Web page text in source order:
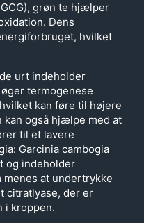
grøn te hjælper
Dens
hvilket
urt indeholder
termogenese
kan føre til højere
også hjælpe med at
til et lavere
Garcinia cambogia
og indeholder
menes at undertrykke
citratlyase, der er
i kroppen.